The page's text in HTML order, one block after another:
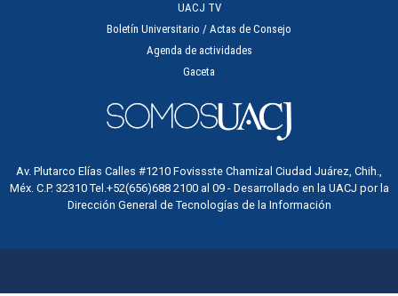
UACJ TV
Boletín Universitario / Actas de Consejo
Agenda de actividades
Gaceta
Av. Plutarco Elías Calles #1210 Fovissste Chamizal Ciudad Juárez, Chih.,
Méx. C.P. 32310 Tel.+52(656)688 2100 al 09 - Desarrollado en la UACJ por la
Dirección General de Tecnologías de la Información